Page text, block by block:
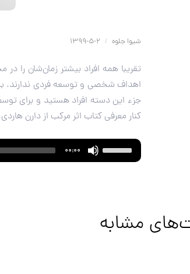
شیوا جلوه /
تقریبا همه افراد بیشتر زمان‌شان را
اهداف شخصی و توسعه فردی ندارند.
جزء این دسته افراد هستید و برای
کنار معرفی کتاب اثر مرکب از دارن
Audio
Player
00:00
Use
Up/Down
increaseمشابه